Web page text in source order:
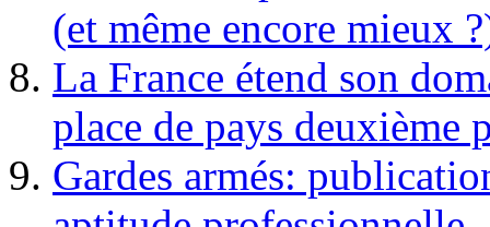
(et même encore mieux
La France étend son
place de pays deuxième
Gardes armés: